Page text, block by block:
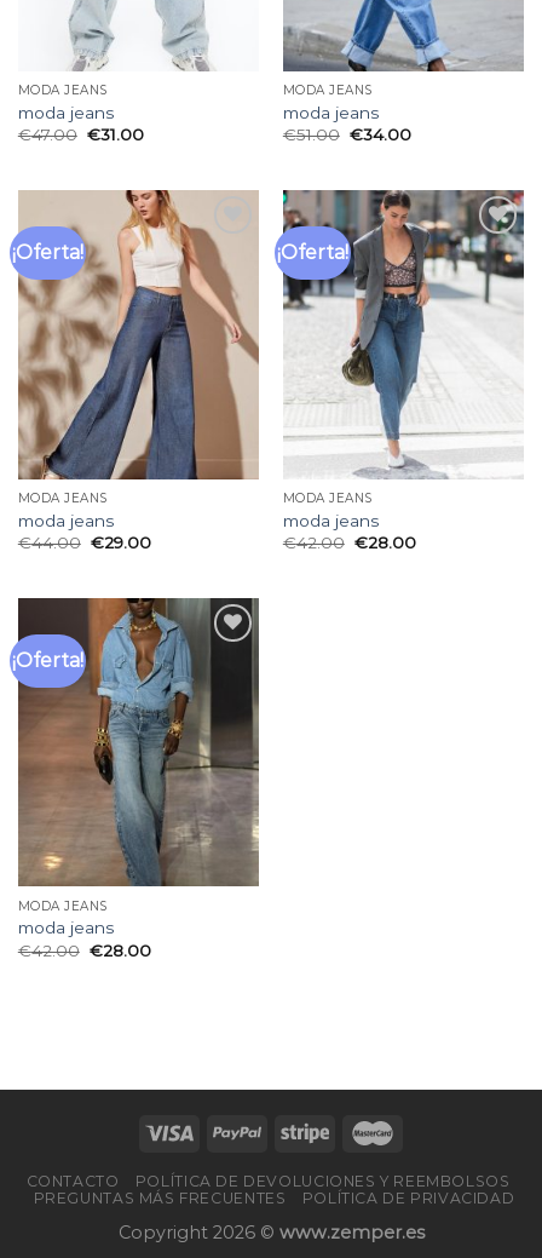
MODA JEANS
moda jeans
€47.00 €31.00
MODA JEANS
moda jeans
€51.00 €34.00
¡Oferta!
Añadir
a la
lista
de
deseos
MODA JEANS
moda jeans
€44.00 €29.00
¡Oferta!
Añadir
a la
lista
de
MODA JEANS
moda jeans
€42.00 €28.00
¡Oferta!
deseos
MODA JEANS
moda jeans
€42.00 €28.00
CONTACTO
POLÍTICA DE DEVOLUCIONES Y REEMBOLSOS
PREGUNTAS MÁS FRECUENTES
POLÍTICA DE PRIVACIDAD
Copyright 2026 © www.zemper.es